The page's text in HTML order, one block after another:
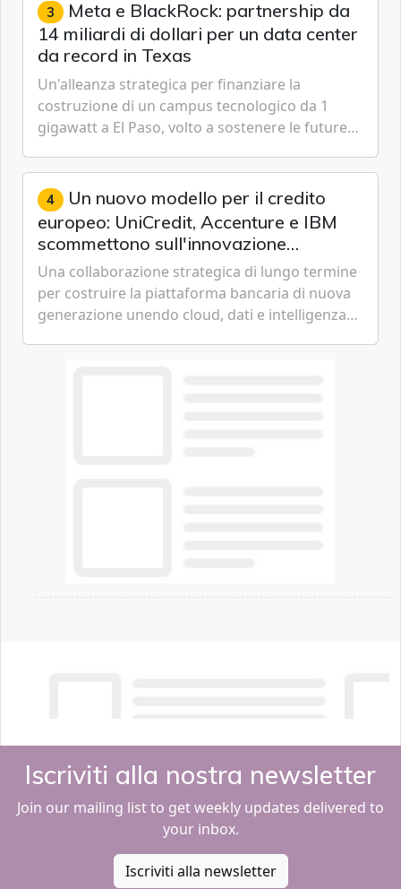
3 Meta e BlackRock: partnership da
14 miliardi di dollari per un data center
da record in Texas
Un'alleanza strategica per finanziare la
costruzione di un campus tecnologico da 1
gigawatt a El Paso, volto a sostenere le future
artificiale dell'azienda di Mark Zuckerberg.
4 Un nuovo modello per il credito
europeo: UniCredit, Accenture e IBM
scommettono sull'innovazione
tecnologica
Una collaborazione strategica di lungo termine
per costruire la piattaforma bancaria di nuova
generazione unendo cloud, dati e intelligenza
Iscriviti alla nostra newsletter
Join our mailing list to get weekly updates delivered to
your inbox.
Iscriviti alla newsletter